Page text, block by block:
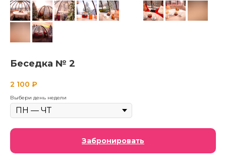
Беседка № 2
2 100 ₽
Выбери день недели
Забронировать